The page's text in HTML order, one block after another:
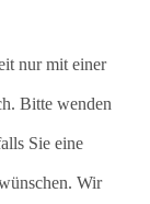
nur mit einer
Bitte wenden
Sie eine
Wir